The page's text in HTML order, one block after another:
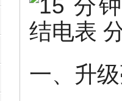
一、升